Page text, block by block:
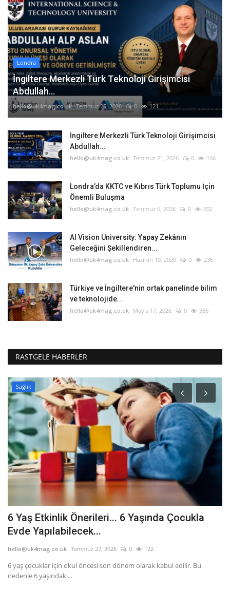
Londra
İngiltere Merkezli Türk Teknoloji Girişimcisi
Abdullah...
hello@uk4mag.co.uk Temmuz 25, 2026 0 121
İngiltere Merkezli Türk Teknoloji Girişimcisi
Abdullah...
hello@uk4mag.co.uk Temmuz 21, 2026 0 166
Londra’da KKTC ve Kıbrıs Türk Toplumu İçin
Önemli Buluşma
hello@uk4mag.co.uk Temmuz 6, 2026 0 202
AI Vision University: Yapay Zekânın
Geleceğini Şekillendiren...
hello@uk4mag.co.uk Haziran 19, 2026 0 236
Türkiye ve İngiltere'nin ortak panelinde bilim
ve teknolojide...
hello@uk4mag.co.uk Mayıs 17, 2026 0 386
RASTGELE HABERLER
Sağlık
6 Yaş Etkinlik Önerileri... 6 Yaşında Çocukla
Evde Yapılabilecek...
hello@uk4mag.co.uk Temmuz 27, 2026 0 122
6 yaş çocuklar için okul öncesi son dönem olarak kabul edilir. Bu
nedenle 6 yaşındaki...